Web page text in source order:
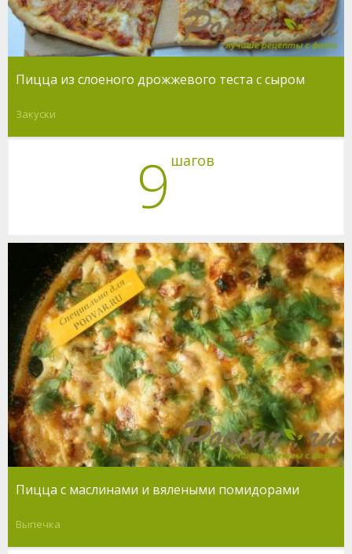
Пицца из слоеного дрожжевого теста с сыром
Закуски
9 шагов
Пицца с маслинами и вялеными помидорами
Выпечка